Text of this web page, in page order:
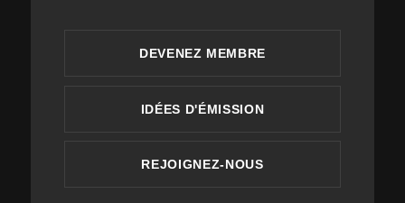
DEVENEZ MEMBRE
IDÉES D'ÉMISSION
REJOIGNEZ-NOUS